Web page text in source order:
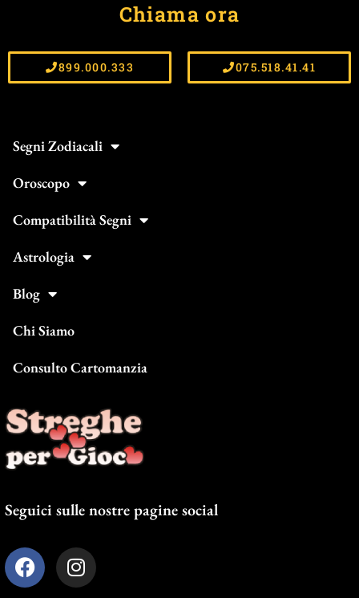
Chiama ora
899.000.333 075.518.41.41
Segni Zodiacali
Oroscopo
Compatibilità Segni
Astrologia
Blog
Chi Siamo
Consulto Cartomanzia
Seguici sulle nostre pagine social
F
a
I
n